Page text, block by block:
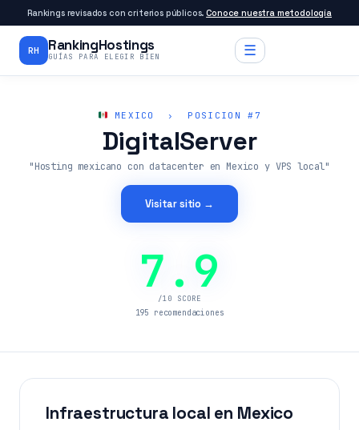
Rankings revisados con criterios públicos.Conoce nuestra metodología
RH RankingHostings
GUÍAS PARA ELEGIR BIEN ☰
MEXICO › POSICION #7
DigitalServer
"Hosting mexicano con datacenter en Mexico y VPS local"
Visitar sitio →
7.9
/10 SCORE
195 recomendaciones
Infraestructura local en Mexico